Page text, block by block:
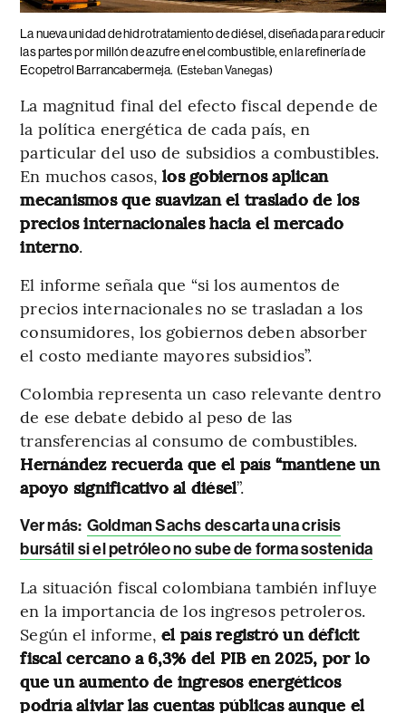
La nueva unidad de hidrotratamiento de diésel, diseñada para reducir
las partes por millón de azufre en el combustible, en la refinería de
Ecopetrol Barrancabermeja. (Esteban Vanegas)
La magnitud final del efecto fiscal depende de
la política energética de cada país, en
particular del uso de subsidios a combustibles.
En muchos casos,los gobiernos aplican
mecanismos que suavizan el traslado de los
precios internacionales hacia el mercado
interno.
El informe señala que “si los aumentos de
precios internacionales no se trasladan a los
consumidores, los gobiernos deben absorber
el costo mediante mayores subsidios”.
Colombia representa un caso relevante dentro
de ese debate debido al peso de las
transferencias al consumo de combustibles.
Hernández recuerda que el país “mantiene un
apoyo significativo al diésel”.
Ver más: Goldman Sachs descarta una crisis
bursátil si el petróleo no sube de forma sostenida
La situación fiscal colombiana también influye
en la importancia de los ingresos petroleros.
Según el informe,el país registró un déficit
fiscal cercano a 6,3% del PIB en 2025, por lo
que un aumento de ingresos energéticos
podría aliviar las cuentas públicas aunque el